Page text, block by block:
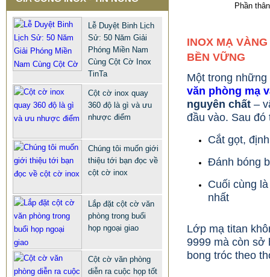
Phần
INOX MẠ
BỀN VỮNG
Một trong
văn phòng mạ
nguyên chất –
đầu vào. Sau đó
Cắt gọt,
Đánh bóng
Cuối cùng
nhất
Lớp mạ titan
9999 mà còn
bong tróc theo
QUẢNG TRƯỜNG INOX BẢO
HÀNH 10 NĂM
678.999 VNĐ687.999 VNĐ
Mẫu: CỘT CỜ INOX NGOÀI TRỜI
Lễ Duyệt Binh Lịch
Sử: 50 Năm Giải
Phóng Miền Nam
Cùng Cột Cờ Inox
TinTa
Cột cờ inox quay
360 độ là gì và ưu
nhược điểm
Chúng tôi muốn giới
thiệu tới bạn đọc về
cột cờ inox
Lắp đặt cột cờ văn
phòng trong buổi
họp ngoại giao
Cột cờ văn phòng
diễn ra cuộc họp tốt